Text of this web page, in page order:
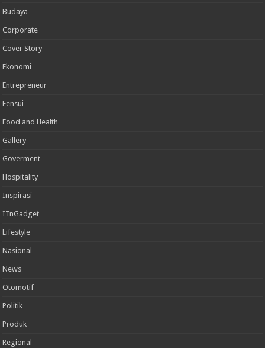
Budaya
Corporate
Cover Story
Ekonomi
Entrepreneur
Fensui
Food and Health
Gallery
Goverment
Hospitality
Inspirasi
ITnGadget
Lifestyle
Nasional
News
Otomotif
Politik
Produk
Regional